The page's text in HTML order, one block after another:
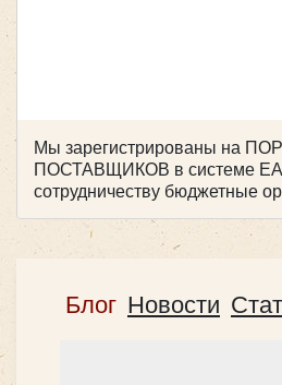
Мы зарегистрированы на
ПОСТАВЩИКОВ в системе
сотрудничеству бюджетные
Блог Новости